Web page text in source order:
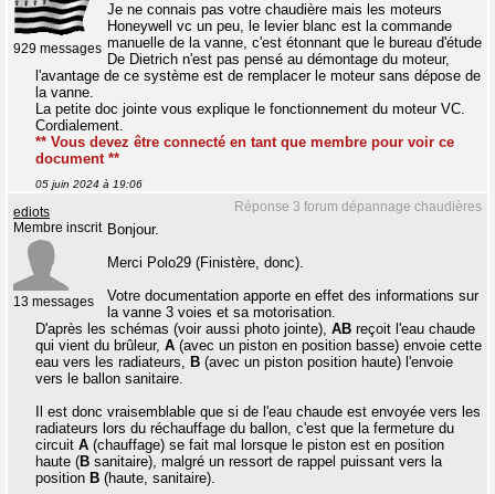
929 messages
Je ne connais pas votre chaudière mais les moteurs
Honeywell vc un peu, le levier blanc est la commande
manuelle de la vanne, c'est étonnant que le bureau d'étude
De Dietrich n'est pas pensé au démontage du moteur,
l'avantage de ce système est de remplacer le moteur sans dépose de
la vanne.
La petite doc jointe vous explique le fonctionnement du moteur VC.
Cordialement.
** Vous devez être connecté en tant que membre pour voir ce
document **
05 juin 2024 à 19:06
Réponse 3 forum dépannage chaudières
ediots
Membre inscrit
13 messages
Bonjour.
Merci Polo29 (Finistère, donc).
Votre documentation apporte en effet des informations sur
la vanne 3 voies et sa motorisation.
D'après les schémas (voir aussi photo jointe), AB reçoit l'eau chaude
qui vient du brûleur, A (avec un piston en position basse) envoie cette
eau vers les radiateurs, B (avec un piston position haute) l'envoie
vers le ballon sanitaire.
Il est donc vraisemblable que si de l'eau chaude est envoyée vers les
radiateurs lors du réchauffage du ballon, c'est que la fermeture du
circuit A (chauffage) se fait mal lorsque le piston est en position
haute (B sanitaire), malgré un ressort de rappel puissant vers la
position B (haute, sanitaire).